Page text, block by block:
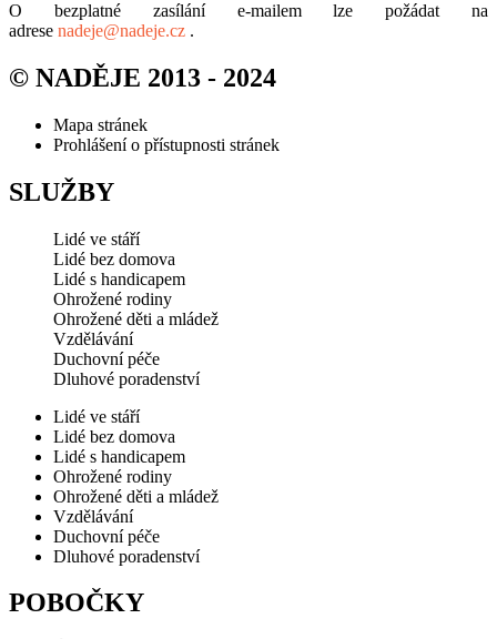
O bezplatné zasílání e-mailem lze požádat na
adrese nadeje@nadeje.cz .
© NADĚJE 2013 - 2024
Mapa stránek
Prohlášení o přístupnosti stránek
SLUŽBY
Lidé ve stáří
Lidé bez domova
Lidé s handicapem
Ohrožené rodiny
Ohrožené děti a mládež
Vzdělávání
Duchovní péče
Dluhové poradenství
Lidé ve stáří
Lidé bez domova
Lidé s handicapem
Ohrožené rodiny
Ohrožené děti a mládež
Vzdělávání
Duchovní péče
Dluhové poradenství
POBOČKY